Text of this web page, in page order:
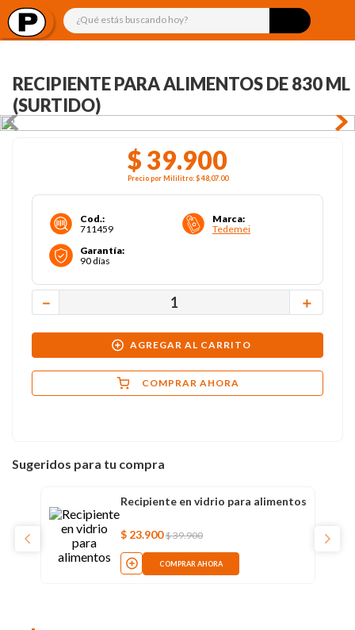
¿Qué estás buscando hoy?
RECIPIENTE PARA ALIMENTOS DE 830 ML
(SURTIDO)
$ 39.900
Precio porMililitro:$ 48,07.00
Cod.:
711459
Marca:
Tedemei
Garantía:
90 días
＋
－
AGREGAR AL CARRITO
COMPRAR AHORA
Sugeridos para tu compra
Recipiente en vidrio para alimentos
$ 23.900 $39.900
COMPRAR AHORA